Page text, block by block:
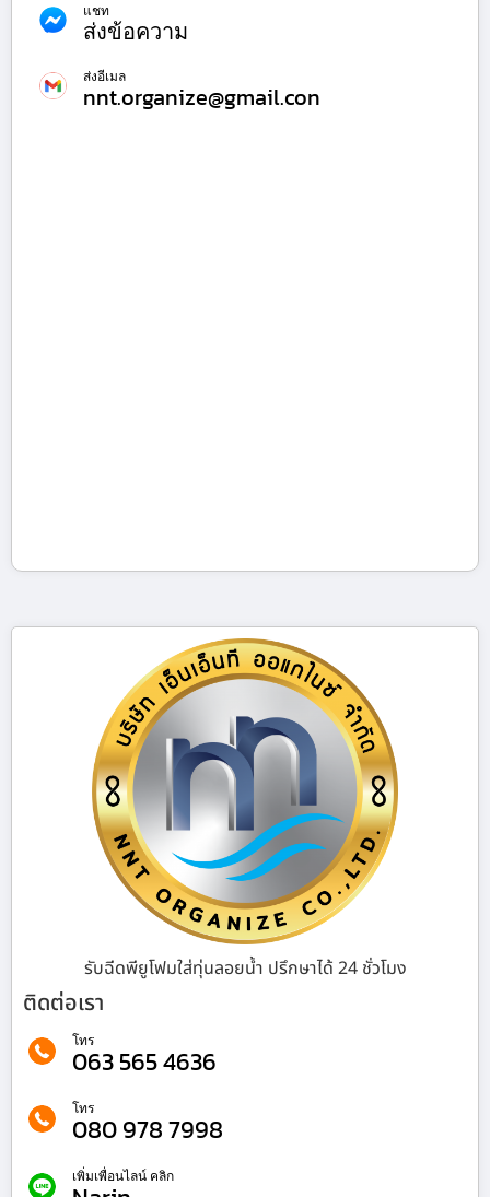
แชท
ส่งข้อความ
ส่งอีเมล
nnt.organize@gmail.con
รับฉีดพียูโฟมใส่ทุ่นลอยน้ำ ปรึกษาได้ 24 ชั่วโมง
ติดต่อเรา
โทร
063 565 4636
โทร
080 978 7998
เพิ่มเพื่อนไลน์ คลิก